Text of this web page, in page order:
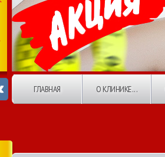
ГЛАВНАЯ О КЛИНИКЕ...